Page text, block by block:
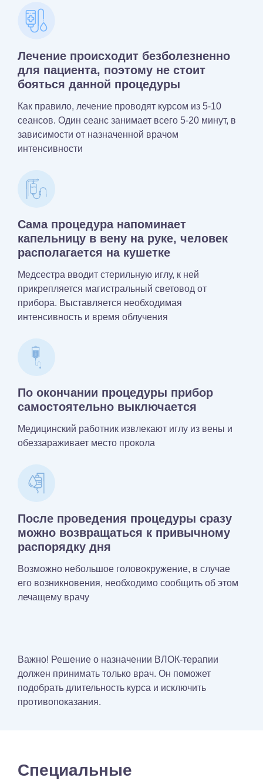
Лечение происходит безболезненно
для пациента, поэтому не стоит
бояться данной процедуры
Как правило, лечение проводят курсом из 5-10
сеансов. Один сеанс занимает всего 5-20 минут, в
зависимости от назначенной врачом
интенсивности
Сама процедура напоминает
капельницу в вену на руке, человек
располагается на кушетке
Медсестра вводит стерильную иглу, к ней
прикрепляется магистральный световод от
прибора. Выставляется необходимая
интенсивность и время облучения
По окончании процедуры прибор
самостоятельно выключается
Медицинский работник извлекают иглу из вены и
обеззараживает место прокола
После проведения процедуры сразу
можно возвращаться к привычному
распорядку дня
Возможно небольшое головокружение, в случае
его возникновения, необходимо сообщить об этом
лечащему врачу
Важно! Решение о назначении ВЛОК-терапии
должен принимать только врач. Он поможет
подобрать длительность курса и исключить
противопоказания.
Специальные